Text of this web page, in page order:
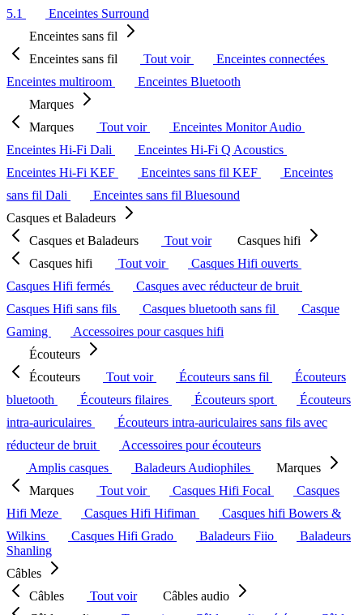
5.1
Enceintes Surround
Enceintes sans fil
Enceintes sans fil
Tout voir
Enceintes connectées
Enceintes multiroom
Enceintes Bluetooth
Marques
Marques
Tout voir
Enceintes Monitor Audio
Enceintes Hi-Fi Dali
Enceintes Hi-Fi Q Acoustics
Enceintes Hi-Fi KEF
Enceintes sans fil KEF
Enceintes
sans fil Dali
Enceintes sans fil Bluesound
Casques et Baladeurs
Casques et Baladeurs
Tout voir
Casques hifi
Casques hifi
Tout voir
Casques Hifi ouverts
Casques Hifi fermés
Casques avec réducteur de bruit
Casques Hifi sans fils
Casques bluetooth sans fil
Casque
Gaming
Accessoires pour casques hifi
Écouteurs
Écouteurs
Tout voir Écouteurs sans fil
Écouteurs
bluetooth
Écouteurs filaires Écouteurs sport
Écouteurs
intra-auriculaires
Écouteurs intra-auriculaires sans fils avec
réducteur de bruit
Accessoires pour écouteurs
Amplis casques
Baladeurs Audiophiles
Marques
Marques
Tout voir Casques Hifi Focal
Casques
Hifi Meze
Casques Hifi Hifiman
Casques hifi Bowers &
Wilkins
Casques Hifi Grado Baladeurs Fiio
Baladeurs
Shanling
Câbles
Câbles
Tout voir
Câbles audio